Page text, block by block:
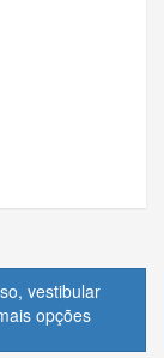
vestibular
opções